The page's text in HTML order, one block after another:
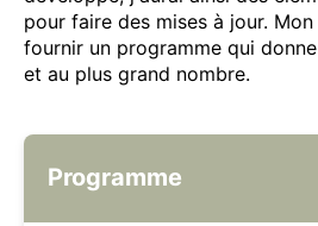
pour faire des mises à jour.
fournir un programme qui
et au plus grand nombre.
Programme